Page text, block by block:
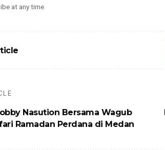
at any time.
Nasution Bersama Wagub
Ramadan Perdana di Medan